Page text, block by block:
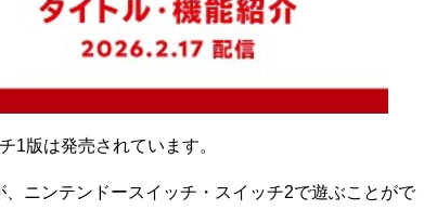
1版は発売されています。
ニンテンドースイッチ・スイッチ2で遊ぶことがで